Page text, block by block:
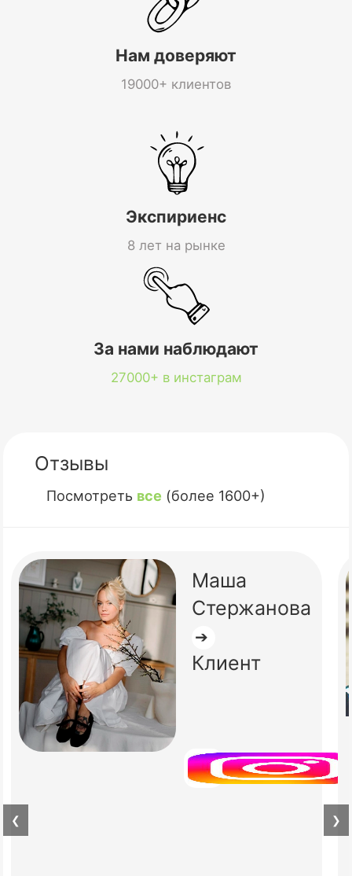
Нам доверяют
19000+ клиентов
Экспириенс
8 лет на рынке
За нами наблюдают
27000+ в инстаграм
Отзывы
Посмотреть все (более 1600+)
Маша
Стержанова
➔
Клиент
❮ ❯